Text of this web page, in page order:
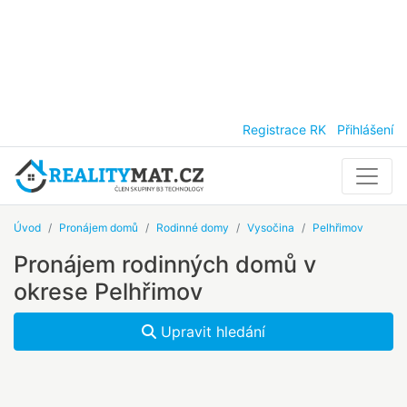
Registrace RK Přihlášení
Úvod Pronájem domů Rodinné domy Vysočina Pelhřimov
Pronájem rodinných domů v
okrese Pelhřimov
Upravit hledání